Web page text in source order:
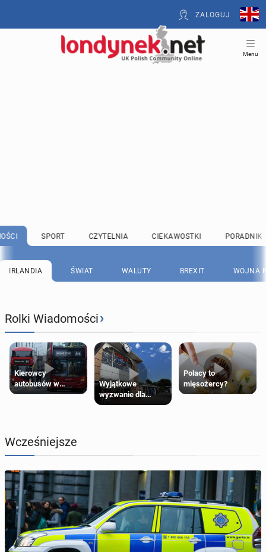
ZALOGUJ
Menu
SPORT CZYTELNIA CIEKAWOSTKI PORADNIK
IRLANDIA ŚWIAT WALUTY BREXIT WOJNA
Rolki Wiadomości›
Kierowcy
autobusów w
Londynie
Wyjątkowe
wyzwanie dla
posiadaczy kart
Polacy to
mięsożercy?
Wcześniejsze